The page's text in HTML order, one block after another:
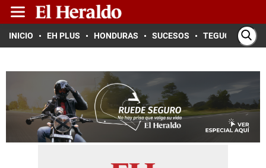
INICIO EH PLUS HONDURAS SUCESOS TEGUCIGALPA